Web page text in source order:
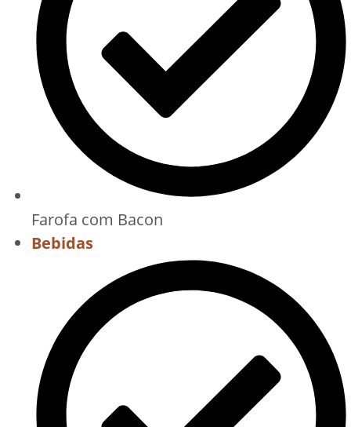
Farofa com Bacon
Bebidas